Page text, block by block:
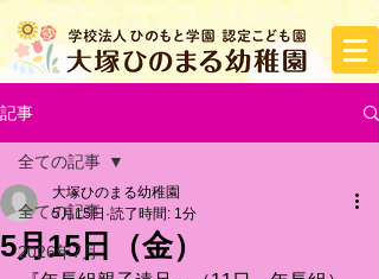
記事
全ての記事
2026年7月
全ての記事
5月15日（金）
大塚ひのまる幼稚園
5月15日 読了時間: 1分